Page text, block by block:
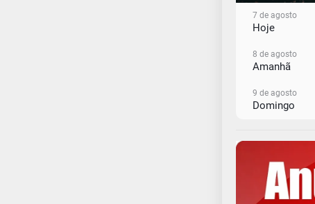
7 de agosto
Hoje
8 de agosto
Amanhã
9 de agosto
Domingo
Segunda-
11 de agosto
Terça-Feira